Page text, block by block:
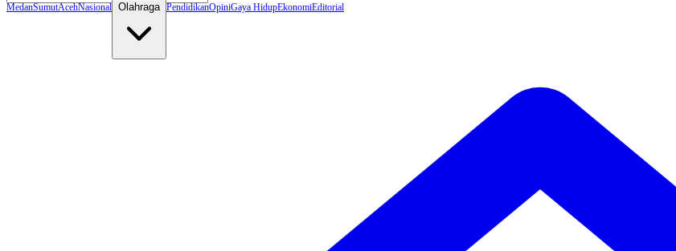
MedanSumutAcehNasional Olahraga PendidikanOpiniGaya HidupEkonomiEditorial